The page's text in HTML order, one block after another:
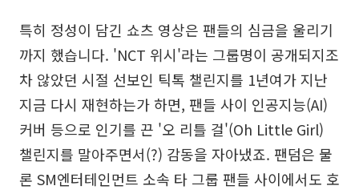
특히 정성이 담긴 쇼츠 영상은 팬들의 심금을 울리기
까지 했습니다. 'NCT 위시'라는 그룹명이 공개되지조
차 않았던 시절 선보인 틱톡 챌린지를 1년여가 지난
지금 다시 재현하는가 하면, 팬들 사이 인공지능(AI)
커버 등으로 인기를 끈 '오 리틀 걸'(Oh Little Girl)
챌린지를 말아주면서(?) 감동을 자아냈죠. 팬덤은 물
론 SM엔터테인먼트 소속 타 그룹 팬들 사이에서도 호